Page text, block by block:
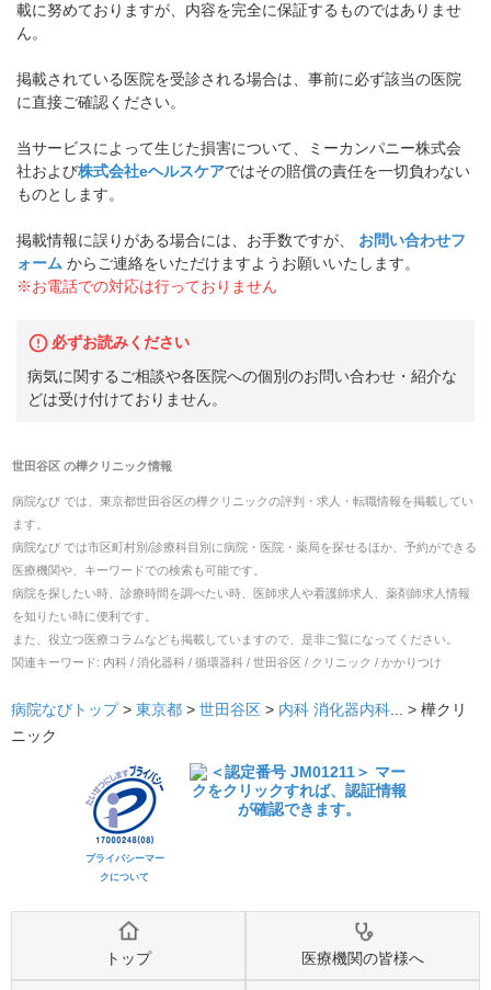
載に努めておりますが、内容を完全に保証するものではありませ
ん。
掲載されている医院を受診される場合は、事前に必ず該当の医院
に直接ご確認ください。
当サービスによって生じた損害について、ミーカンパニー株式会
社および株式会社eヘルスケアではその賠償の責任を一切負わない
ものとします。
掲載情報に誤りがある場合には、お手数ですが、
お問い合わせフ
ォーム からご連絡をいただけますようお願いいたします。
※お電話での対応は行っておりません
必ずお読みください
病気に関するご相談や各医院への個別のお問い合わせ・紹介な
どは受け付けておりません。
世田谷区の樺クリニック情報
病院なび では、 東京都世田谷区の樺クリニックの評判・求人・転職情報を掲載してい
ます。
病院なび では市区町村別/診療科目別に病院・医院・薬局を探せるほか、予約ができる
医療機関や、キーワードでの検索も可能です。
病院を探したい時、診療時間を調べたい時、医師求人や看護師求人、薬剤師求人情報
を知りたい時に便利です。
また、役立つ医療コラムなども掲載していますので、是非ご覧になってください。
関連キーワード: 内科 / 消化器科 / 循環器科 / 世田谷区 / クリニック / かかりつけ
病院なびトップ> 東京都 > 世田谷区 > 内科 消化器内科 ... > 樺クリ
ニック
プライバシーマー
クについて
トップ 医療機関の皆様へ